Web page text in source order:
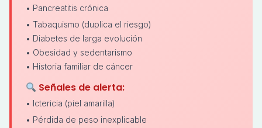
• Pancreatitis crónica
• Tabaquismo (duplica el riesgo)
• Diabetes de larga evolución
• Obesidad y sedentarismo
• Historia familiar de cáncer
Señales de alerta:
• Ictericia (piel amarilla)
• Pérdida de peso inexplicable